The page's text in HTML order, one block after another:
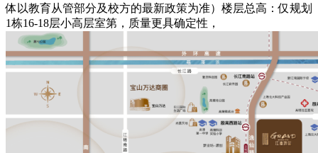
体以教育从管部分及校方的最新政策为准）楼层总高：仅规划
1栋16-18层小高层室第，质量更具确定性，